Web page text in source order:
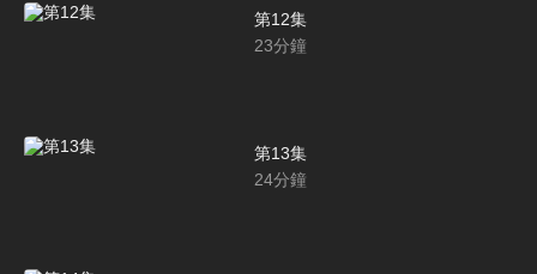
第12集
23分鐘
第13集
24分鐘